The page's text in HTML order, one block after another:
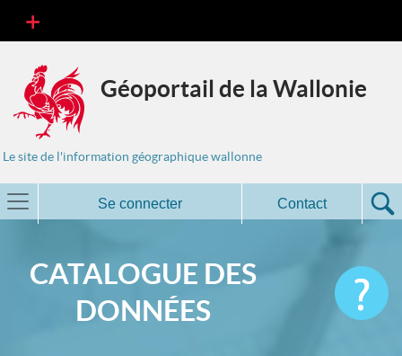
Géoportail de la Wallonie
Le site de l'information géographique wallonne
Se connecter Contact
CATALOGUE DES
DONNÉES